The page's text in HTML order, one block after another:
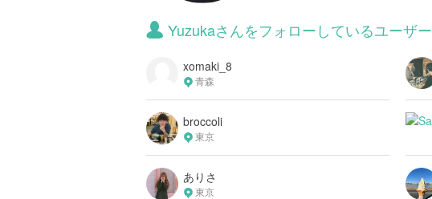
Yuzukaさんをフォローしているユーザー
xomaki_8
青森
broccoli
東京
ありさ
東京